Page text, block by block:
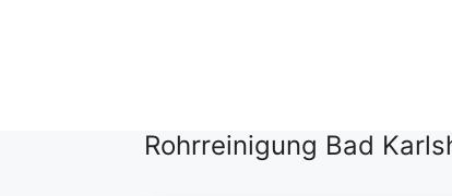
Rohrreinigung Bad